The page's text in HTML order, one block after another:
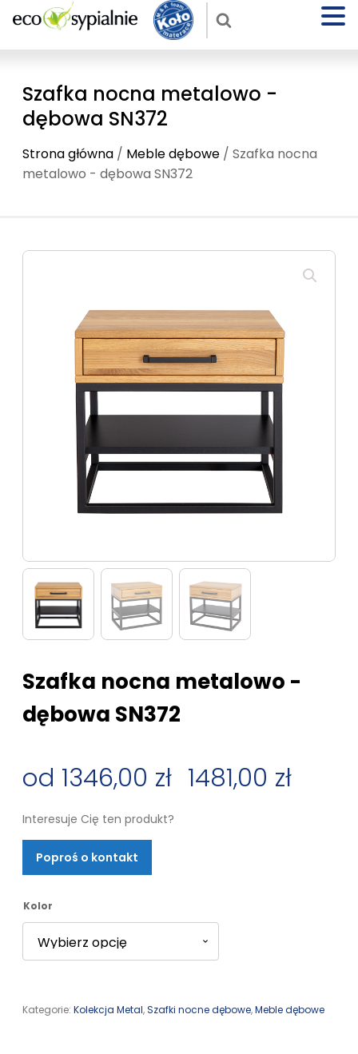
Szafka nocna metalowo -
dębowa SN372
Strona główna / Meble dębowe / Szafka nocna
metalowo - dębowa SN372
Szafka nocna metalowo -
dębowa SN372
1346,00 zł 1481,00 zł
Zakres
cen:
od
1346,00 zł
do
Interesuje Cię ten produkt?
Poproś o kontakt
Kolor
Kategorie: Kolekcja Metal,Szafki nocne dębowe,Meble dębowe